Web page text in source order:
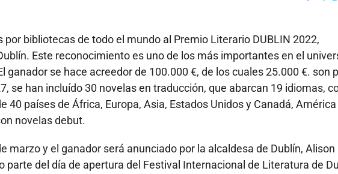
bibliotecas de todo el mundo al Premio Literario DUBLIN 2022,
Este reconocimiento es uno de los más importantes en el
ganador se hace acreedor de 100.000 €, de los cuales 25.000 €. son
se han incluído 30 novelas en traducción, que abarcan 19 idiomas,
países de África, Europa, Asia, Estados Unidos y Canadá, América
novelas debut.
marzo y el ganador será anunciado por la alcaldesa de Dublín, Alison
parte del día de apertura del Festival Internacional de Literatura de